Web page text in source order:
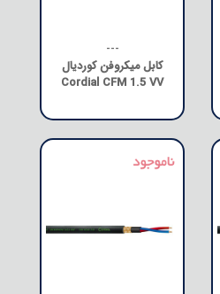
---
کابل میکروفن کوردیال
Cordial CFM 1.5 VV